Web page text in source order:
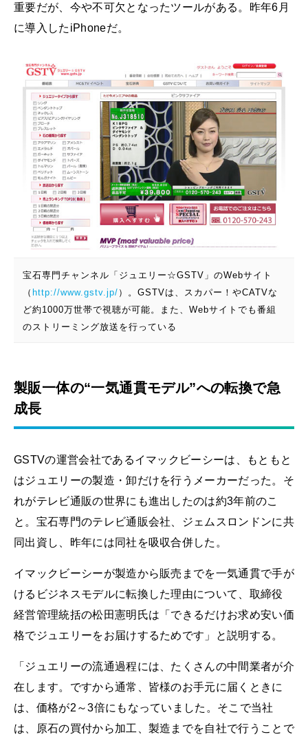
重要だが、今や不可欠となったツールがある。昨年6月
に導入したiPhoneだ。
宝石専門チャンネル「ジュエリー☆GSTV」のWebサイト
（ http://www.gstv.jp/ ）。GSTVは、スカパー！やCATVな
ど約1000万世帯で視聴が可能。また、Webサイトでも番組
のストリーミング放送を行っている
製販一体の“一気通貫モデル”への転換で急
成長
GSTVの運営会社であるイマックビーシーは、もともと
はジュエリーの製造・卸だけを行うメーカーだった。そ
れがテレビ通販の世界にも進出したのは約3年前のこ
と。宝石専門のテレビ通販会社、ジェムスロンドンに共
同出資し、昨年には同社を吸収合併した。
イマックビーシーが製造から販売までを一気通貫で手が
けるビジネスモデルに転換した理由について、取締役
経営管理統括の松田憲明氏は「できるだけお求め安い価
格でジュエリーをお届けするためです」と説明する。
「ジュエリーの流通過程には、たくさんの中間業者が介
在します。ですから通常、皆様のお手元に届くときに
は、価格が2～3倍にもなっていました。そこで当社
は、原石の買付から加工、製造までを自社で行うことで